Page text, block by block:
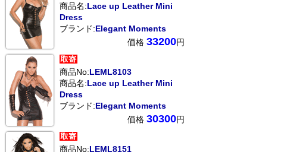
商品名:Lace up Leather Mini
Dress
ブランド:Elegant Moments
価格 33200円
商品No:LEML8103
商品名:Lace up Leather Mini
Dress
ブランド:Elegant Moments
価格 30300円
商品No:LEML8151